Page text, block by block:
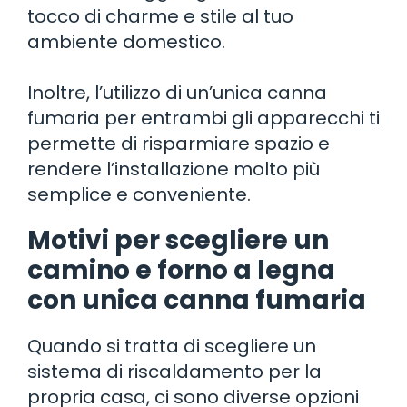
tocco di charme e stile al tuo
ambiente domestico.
Inoltre, l’utilizzo di un’unica canna
fumaria per entrambi gli apparecchi ti
permette di risparmiare spazio e
rendere l’installazione molto più
semplice e conveniente.
Motivi per scegliere un
camino e forno a legna
con unica canna fumaria
Quando si tratta di scegliere un
sistema di riscaldamento per la
propria casa, ci sono diverse opzioni